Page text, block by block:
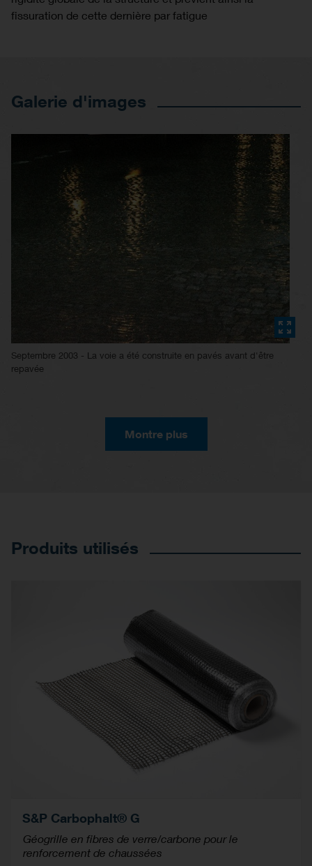
fissuration de cette dernière par fatigue
Galerie d'images
Septembre 2003 - La voie a été construite en pavés avant d'être
repavée
Montre plus
Produits utilisés
S&P Carbophalt® G
Géogrille en fibres de verre/carbone pour le
renforcement de chaussées